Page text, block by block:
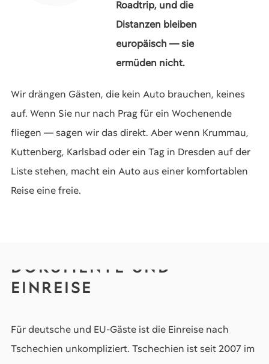
Roadtrip, und die
Distanzen bleiben
europäisch — sie
ermüden nicht.
Wir drängen Gästen, die kein Auto brauchen, keines
auf. Wenn Sie nur nach Prag für ein Wochenende
fliegen — sagen wir das direkt. Aber wenn Krummau,
Kuttenberg, Karlsbad oder ein Tag in Dresden auf der
Liste stehen, macht ein Auto aus einer komfortablen
Reise eine freie.
DOKUMENTE UND
EINREISE
Für deutsche und EU-Gäste ist die Einreise nach
Tschechien unkompliziert. Tschechien ist seit 2007 im